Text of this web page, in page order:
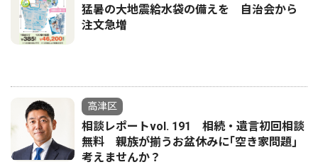
猛暑の大地震給水袋の備えを 自治会から
注文急増
高津区
相談レポートvol. 191 相続・遺言初回相談
無料 親族が揃うお盆休みに｢空き家問題｣
考えませんか？